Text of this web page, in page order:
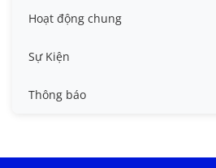
Hoạt động chung
Tin công tác sinh viên
Tin đào tạo
Tin tức chung
Sự Kiện
Thông báo